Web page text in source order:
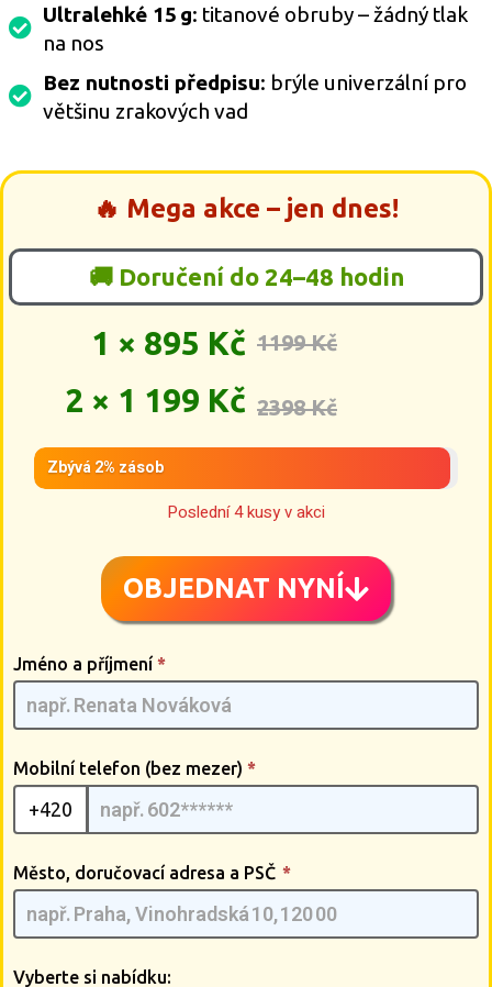
Ultralehké 15 g: titanové obruby – žádný tlak
na nos
Bez nutnosti předpisu: brýle univerzální pro
většinu zrakových vad
🔥 Mega akce – jen dnes!
🚚 Doručení do 24–48 hodin
1 × 895 Kč 1199 Kč
2 × 1 199 Kč 2398 Kč
Zbývá 2% zásob
Poslední 4 kusy v akci
OBJEDNAT NYNÍ
Frameless
Glasses
[CZ] -
G2pmQMIA
Jméno a příjmení *
Mobilní telefon (bez mezer) *
+420
Město, doručovací adresa a PSČ *
Vyberte si nabídku: